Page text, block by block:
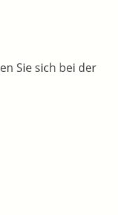
Sie sich bei der